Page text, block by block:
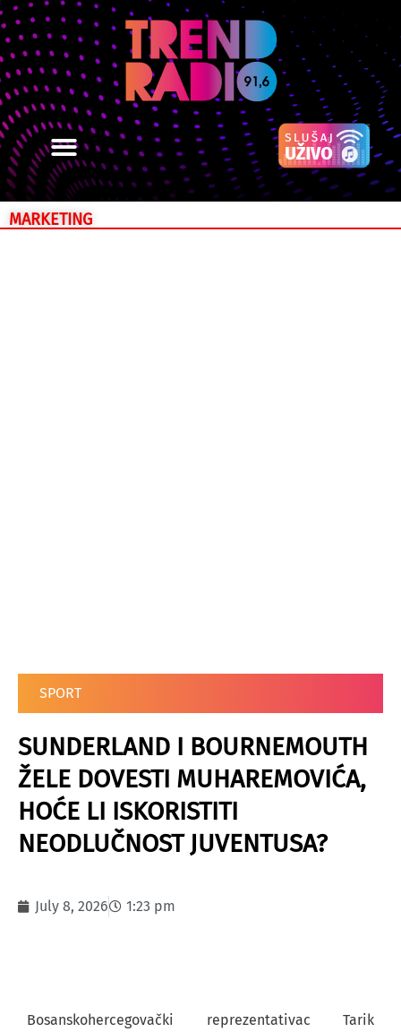
MARKETING
SPORT
SUNDERLAND I BOURNEMOUTH
ŽELE DOVESTI MUHAREMOVIĆA,
HOĆE LI ISKORISTITI
NEODLUČNOST JUVENTUSA?
July 8, 2026 1:23 pm
Bosanskohercegovački reprezentativac Tarik